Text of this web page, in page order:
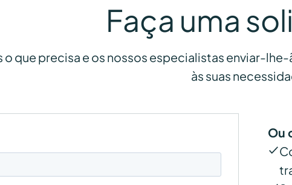
Faça uma
o que precisa e os nossos especialistas enviar-
às suas
Ou